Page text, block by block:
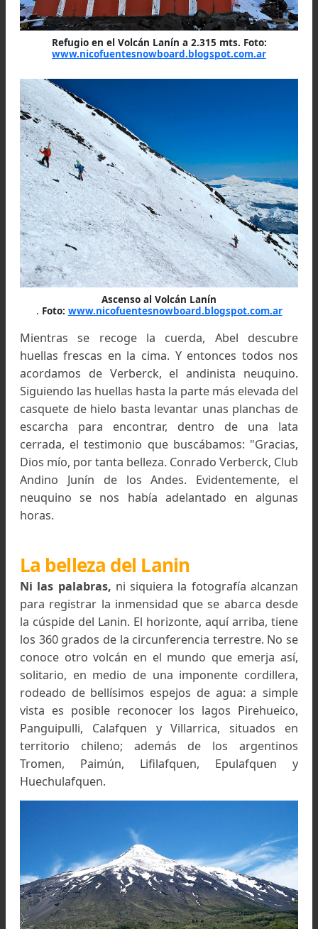
asimilar la mayor cantidad de oxígeno posible.
nuevamente de pie, el asalto final se inicia.
Cuesta, pero se avanza.Y es a Gabriel,
vanguardia del grupo, a quien le toca
silencio de estas soledades. El Lanín se
estamos arriba…
jadeante Lo vencimos... ¡hicimos cumbre!
Volcán Lanín, Neuquén, Argentina
Refugio en el Volcán Lanín a 2.315 mts. Foto:
www.nicofuentesnowboard.blogspot.com.ar